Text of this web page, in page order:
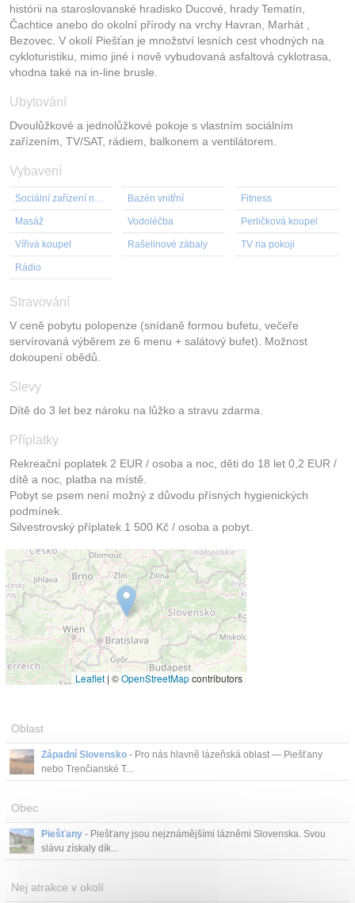
histórii na staroslovanské hradisko Ducové, hrady Tematín,
Čachtice anebo do okolní přírody na vrchy Havran, Marhát ,
Bezovec. V okolí Piešťan je množství lesních cest vhodných na
cykloturistiku, mimo jiné i nově vybudovaná asfaltová cyklotrasa,
vhodna také na in-line brusle.
Ubytování
Dvoulůžkové a jednolůžkové pokoje s vlastním sociálním
zařízením, TV/SAT, rádiem, balkonem a ventilátorem.
Vybavení
Bazén vnitřní Fitness
Masáž Vodoléčba Perličková koupel
Vířivá koupel Rašelinové zábaly TV na pokoji
Rádio
Stravování
V ceně pobytu polopenze (snídaně formou bufetu, večeře
servírovaná výběrem ze 6 menu + salátový bufet). Možnost
dokoupení obědů.
Slevy
Dítě do 3 let bez nároku na lůžko a stravu zdarma.
Příplatky
Rekreační poplatek 2 EUR / osoba a noc, děti do 18 let 0,2 EUR /
dítě a noc, platba na místě.
Pobyt se psem není možný z důvodu přísných hygienických
podmínek.
Silvestrovský příplatek 1 500 Kč / osoba a pobyt.
Leaflet | ©OpenStreetMapcontributors
Oblast
Západní Slovensko - Pro nás hlavně lázeňská oblast — Piešťany
nebo Trenčianské T...
Obec
Piešťany - Piešťany jsou nejznámějšími lázněmi Slovenska. Svou
slávu získaly dík...
Nej atrakce v okolí